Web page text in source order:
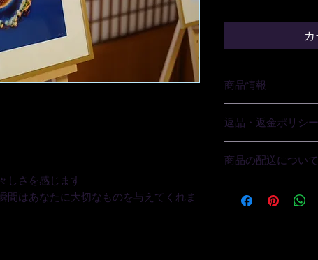
しさを感じます
間はあなたに大切なものを与えてくれま
商品情報
明に加え、商品の特
しましょう。
返品・返金ポリシー
だけなかった場合の
頼を獲得し、安心し
商品の配送について
する情報を入力し